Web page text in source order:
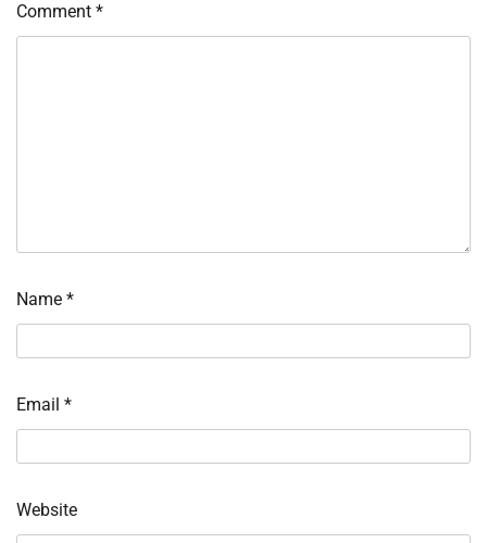
Comment *
Name *
Email *
Website